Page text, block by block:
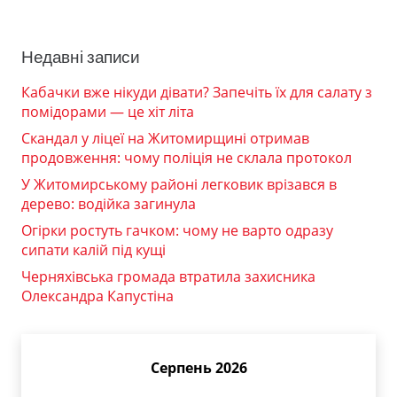
Недавні записи
Кабачки вже нікуди дівати? Запечіть їх для салату з
помідорами — це хіт літа
Скандал у ліцеї на Житомирщині отримав
продовження: чому поліція не склала протокол
У Житомирському районі легковик врізався в
дерево: водійка загинула
Огірки ростуть гачком: чому не варто одразу
сипати калій під кущі
Черняхівська громада втратила захисника
Олександра Капустіна
Серпень 2026